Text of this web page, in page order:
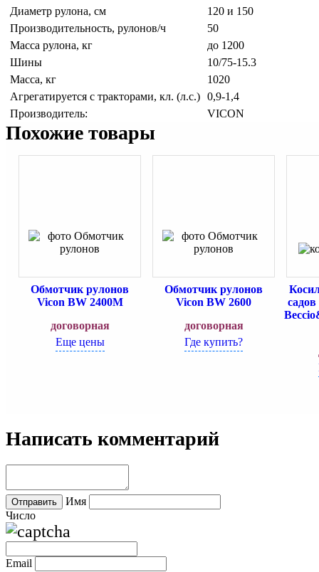
Диаметр рулона, см
120 и 150
Производительность, рулонов/ч
50
Масса рулона, кг
до 1200
Шины
10/75-15.3
Масса, кг
1020
Агрегатируется с тракторами, кл. (л.с.) 0,9-1,4
Производитель:
VICON
Похожие товары
Обмотчик рулонов
Vicon BW 2400М
договорная
Еще цены
Обмотчик рулонов
Vicon BW 2600
договорная
Где купить?
Написать комментарий
Имя
Число
Email